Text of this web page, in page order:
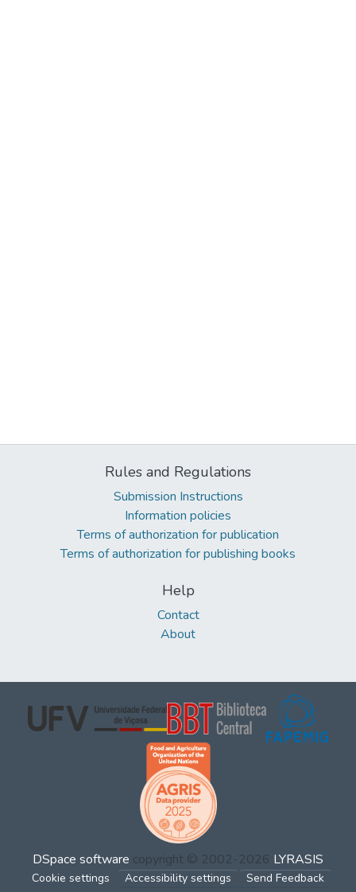
Rules and Regulations
Submission Instructions
Information policies
Terms of authorization for publication
Terms of authorization for publishing books
Help
Contact
About
DSpace software copyright © 2002-2026 LYRASIS
Cookie settings Accessibility settings Send Feedback